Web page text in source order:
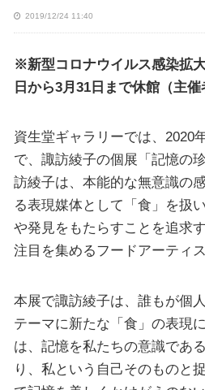
2019/12/24 11:40
※新型コロナウイルス感染拡
日から3月31日まで休館（主催
資生堂ギャラリーでは、2020
で、諏訪綾子の個展「記憶の
訪綾子は、本能的な無意識の
る表現媒体として「食」を扱
や発見をもたらすことを追求
注目を集めるフードアーティス
本展で諏訪綾子は、誰もが個
テーマに新たな「食」の表現
は、記憶を私たちの意識であ
り、私という自己そのものと